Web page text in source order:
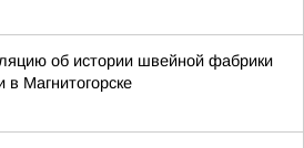
об истории швейной фабрики
в Магнитогорске